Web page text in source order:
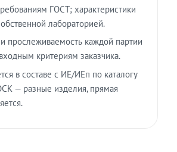
ГОСТ; характеристики
лабораторией.
прослеживаемость каждой партии
критериям заказчика.
в составе с ИЕ/ИЕп по каталогу
— разные изделия, прямая